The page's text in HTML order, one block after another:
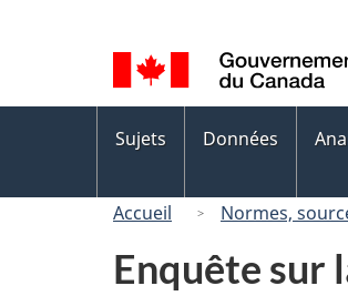
de
la
langue
des
Sujets Données
Accueil Normes,
Enquête sur